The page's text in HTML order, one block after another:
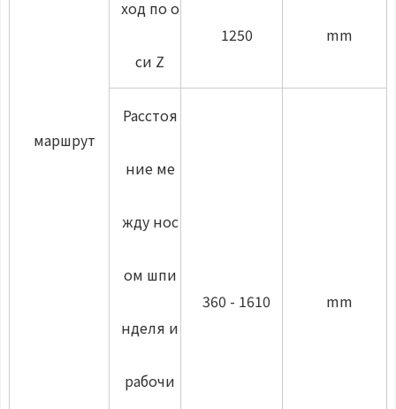
маршрут
ход по о
си Z
1250 mm
Расстоя
ние ме
жду нос
ом шпи
нделя и
рабочи
360 - 1610 mm